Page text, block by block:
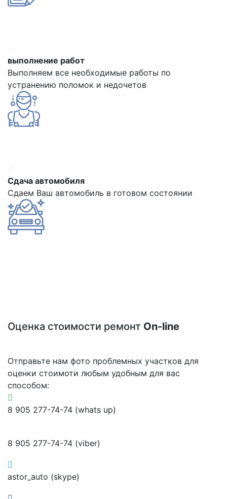
выполнение работ
Выполняем все необходимые работы по
устранению поломок и недочетов
Сдача автомобиля
Сдаем Ваш автомобиль в готовом состоянии
Оценка стоимости ремонт On-line
Отправьте нам фото проблемных участков для
оценки стоимоти любым удобным для вас
способом:
8 905 277-74-74 (whats up)
8 905 277-74-74 (viber)
astor_auto (skype)